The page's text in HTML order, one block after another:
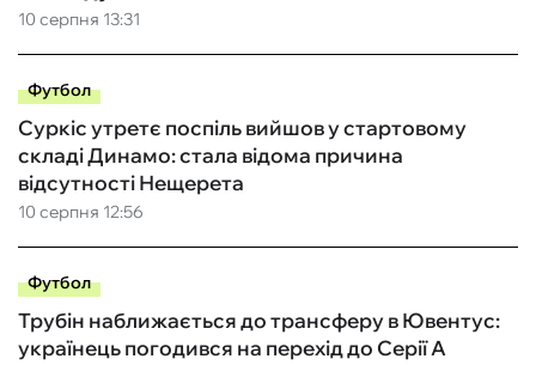
10 серпня 13:31
Футбол
10 серпня 12:56
Суркіс утретє поспіль вийшов у стартовому
складі Динамо: стала відома причина
відсутності Нещерета
Футбол
Трубін наближається до трансферу в Ювентус:
українець погодився на перехід до Серії А